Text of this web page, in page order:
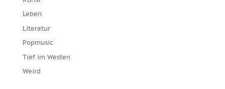
Leben
Literatur
Popmusic
Tief im Westen
Weird